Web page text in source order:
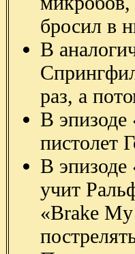
бросил в
В
раз, а
В эпизоде
пистолет
В
учит
«Brake